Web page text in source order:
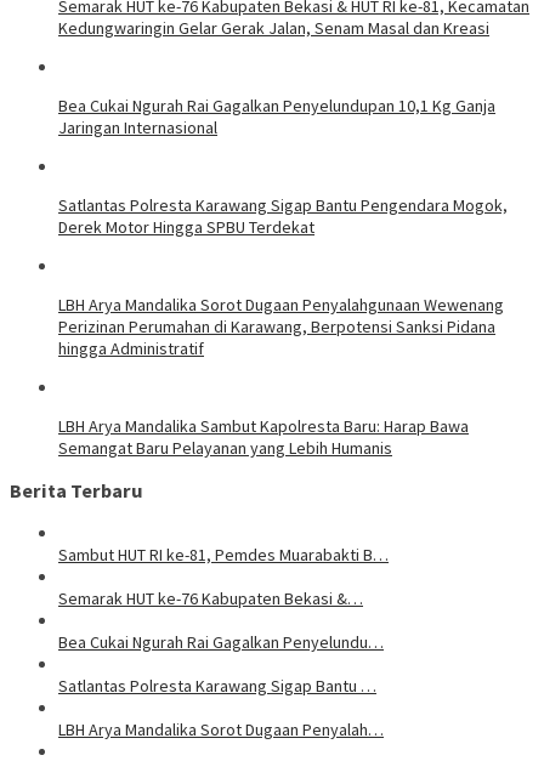
Semarak HUT ke-76 Kabupaten Bekasi & HUT RI ke-81, Kecamatan
Kedungwaringin Gelar Gerak Jalan, Senam Masal dan Kreasi
Bea Cukai Ngurah Rai Gagalkan Penyelundupan 10,1 Kg Ganja
Jaringan Internasional
Satlantas Polresta Karawang Sigap Bantu Pengendara Mogok,
Derek Motor Hingga SPBU Terdekat
LBH Arya Mandalika Sorot Dugaan Penyalahgunaan Wewenang
Perizinan Perumahan di Karawang, Berpotensi Sanksi Pidana
hingga Administratif
LBH Arya Mandalika Sambut Kapolresta Baru: Harap Bawa
Semangat Baru Pelayanan yang Lebih Humanis
Berita Terbaru
Sambut HUT RI ke-81, Pemdes Muarabakti B…
Semarak HUT ke-76 Kabupaten Bekasi &…
Bea Cukai Ngurah Rai Gagalkan Penyelundu…
Satlantas Polresta Karawang Sigap Bantu …
LBH Arya Mandalika Sorot Dugaan Penyalah…